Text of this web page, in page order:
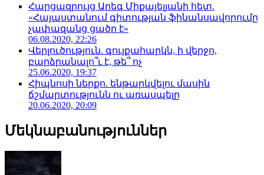
Հարցազրույց Արեգ Միքայելյանի հետ.
«Հայաստանում գիտության ֆինանսավորումը
չափազանց ցածր է»
06.08.2020, 22:26
Վերլուծություն. գույքահարկն, ի վերջո,
բարձրանալո՞ւ է, թե՞ ոչ
25.06.2020, 19:37
Հիպնոսի ներքո. ենթարկվելու մասին
ճշմարտությունն ու առասպելը
20.06.2020, 20:09
Մեկնաբանություններ